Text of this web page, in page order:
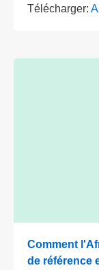
Télécharger:
Comment
de référence